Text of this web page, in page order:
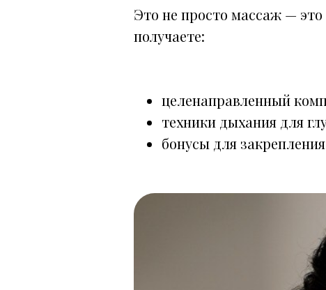
Это не просто массаж — это
получаете:
целенаправленный
техники дыхания для
бонусы для